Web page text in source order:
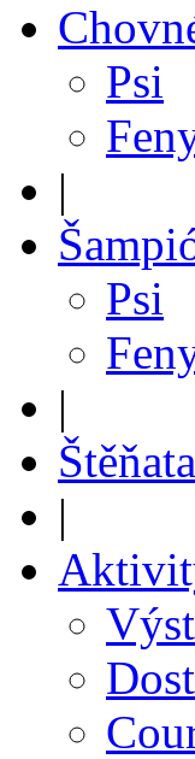
Psi
|
Psi
|
Štěňata
|